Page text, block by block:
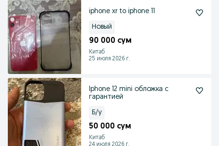
iphone xr to iphone 11
Новый
90 000 сум
Китаб
25 июля 2026 г.
Iphone 12 mini обложка с
гарантией
Б/у
50 000 сум
Китаб
24 июля 2026 г.